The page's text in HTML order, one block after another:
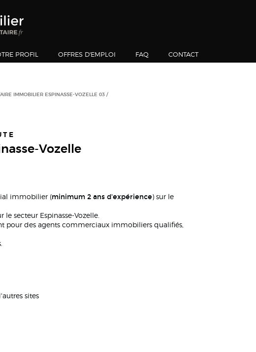
PROFIL OFFRES D'EMPLOI FAQ CONTACT
IMMOBILIER ESPINASSE-VOZELLE 03
Vozelle
immobilier (minimum 2 ans d'expérience ) sur le
secteur Espinasse-Vozelle.
pour des agents commerciaux immobiliers qualifiés,
sites